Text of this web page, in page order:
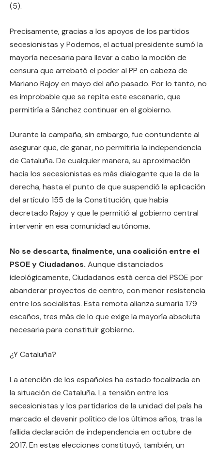
(5).
Precisamente, gracias a los apoyos de los partidos
secesionistas y Podemos, el actual presidente sumó la
mayoría necesaria para llevar a cabo la moción de
censura que arrebató el poder al PP en cabeza de
Mariano Rajoy en mayo del año pasado. Por lo tanto, no
es improbable que se repita este escenario, que
permitiría a Sánchez continuar en el gobierno.
Durante la campaña, sin embargo, fue contundente al
asegurar que, de ganar, no permitiría la independencia
de Cataluña. De cualquier manera, su aproximación
hacia los secesionistas es más dialogante que la de la
derecha, hasta el punto de que suspendió la aplicación
del artículo 155 de la Constitución, que había
decretado Rajoy y que le permitió al gobierno central
intervenir en esa comunidad autónoma.
No se descarta, finalmente, una coalición entre el
PSOE y Ciudadanos. Aunque distanciados
ideológicamente, Ciudadanos está cerca del PSOE por
abanderar proyectos de centro, con menor resistencia
entre los socialistas. Esta remota alianza sumaría 179
escaños, tres más de lo que exige la mayoría absoluta
necesaria para constituir gobierno.
¿Y Cataluña?
La atención de los españoles ha estado focalizada en
la situación de Cataluña. La tensión entre los
secesionistas y los partidarios de la unidad del país ha
marcado el devenir político de los últimos años, tras la
fallida declaración de independencia en octubre de
2017. En estas elecciones constituyó, también, un